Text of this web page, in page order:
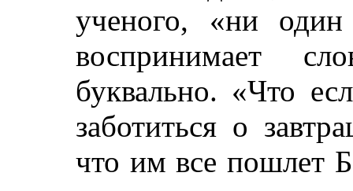
ученого, «ни
воспринимает
буквально. «Что
заботиться о
что им все пошлет